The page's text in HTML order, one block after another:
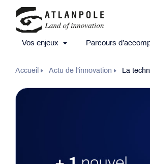
Vos enjeux Parcours
Accueil Actu de l’innovation La